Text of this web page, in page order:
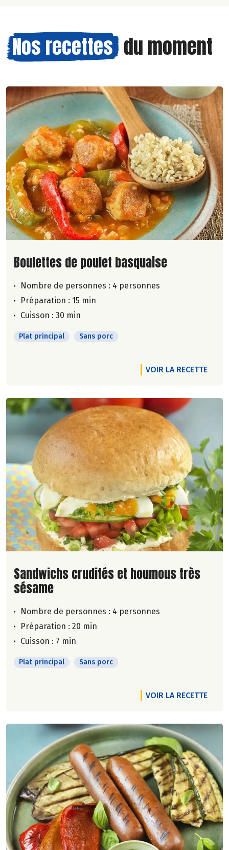
Nos recettes du moment
Lire la suite de la recette
Boulettes de poulet basquaise
Nombre de personnes : 4 personnes
Préparation : 15 min
Cuisson : 30 min
Plat principal Sans porc
VOIR LA RECETTE
Lire la suite de la recette
Sandwichs crudités et houmous très
sésame
Nombre de personnes : 4 personnes
Préparation : 20 min
Cuisson : 7 min
Plat principal Sans porc
VOIR LA RECETTE